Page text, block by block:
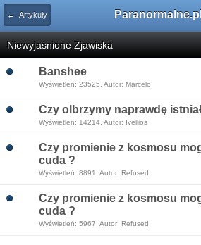
← Artykuły Paranormalne.pl
Niewyjaśnione Zjawiska
Banshee
Wyświetleń: 23525, Autor: Marcelo
Czy olbrzymy naprawdę
Wyświetleń: 14214, Autor: Ivellios
Czy promienie z kosmosu
cuda ?
Wyświetleń: 8891, Autor: Refused
Czy promienie z kosmosu
cuda ?
Wyświetleń: 5967, Autor: Refused